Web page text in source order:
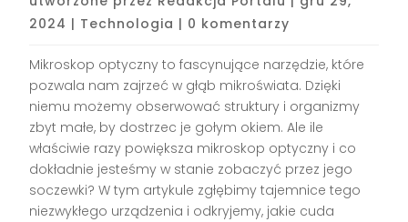
2024 | Technologia | 0 komentarzy
Mikroskop optyczny to fascynujące narzędzie, które
pozwala nam zajrzeć w głąb mikroświata. Dzięki
niemu możemy obserwować struktury i organizmy
zbyt małe, by dostrzec je gołym okiem. Ale ile
właściwie razy powiększa mikroskop optyczny i co
dokładnie jesteśmy w stanie zobaczyć przez jego
soczewki? W tym artykule zgłębimy tajemnice tego
niezwykłego urządzenia i odkryjemy, jakie cuda